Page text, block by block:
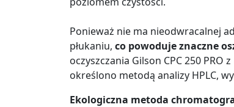
Ponieważ nie ma nieodwracalnej
płukaniu, co powoduje znaczne
oczyszczania Gilson CPC 250
określono metodą analizy HPLC,
Ekologiczna metoda